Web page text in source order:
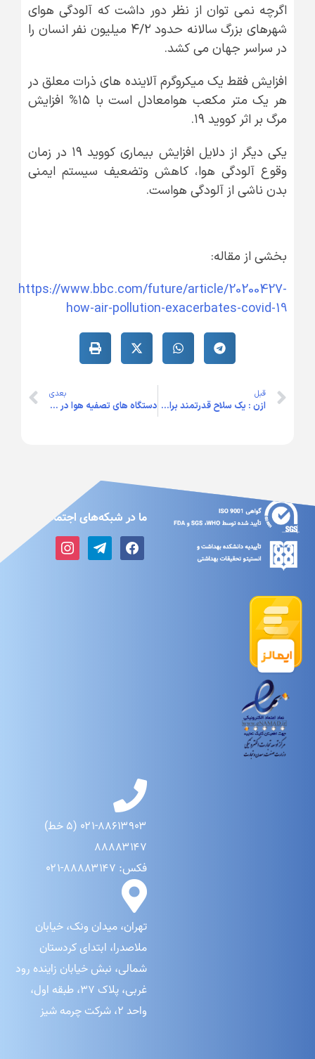
اگرچه نمی توان از نظر دور داشت که آلودگی هوای
شهرهای بزرگ سالانه حدود ۴/۲ میلیون نفر انسان را
در سراسر جهان می کشد.
افزایش فقط یک میکروگرم آلاینده های ذرات معلق در
هر یک متر مکعب هوامعادل است با ۱۵% افزایش
مرگ بر اثر کووید ۱۹.
یکی دیگر از دلایل افزایش بیماری کووید ۱۹ در زمان
وقوع آلودگی هوا، کاهش وتضعیف سیستم ایمنی
بدن ناشی از آلودگی هواست.
بخشی از مقاله:
https://www.bbc.com/future/article/20200427-
how-air-pollution-exacerbates-covid-19
قبل
ازن : یک سلاح قدرتمند برای مبارزه با شیوع کووید ۱۹
بعدی
دستگاه های تصفیه هوا در طی همه گیری ویروس کرونا(کووید۱۹)
ما در شبکه‌های اجتماعی
۰۲۱-۸۸۶۱۳۹۰۳ (۵ خط)
۸۸۸۸۳۱۴۷
فکس: ۸۸۸۸۳۱۴۷-۰۲۱
تهران، میدان ونک، خیابان
ملاصدرا، ابتدای کردستان
شمالی، نبش خیابان زاینده رود
غربی، پلاک ۳۷، طبقه اول،
واحد ۲، شرکت چرمه شیز